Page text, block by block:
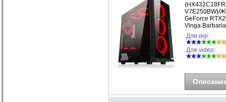
V7E250BW)/
GeForce
Vinga
Для игр:
Для video: